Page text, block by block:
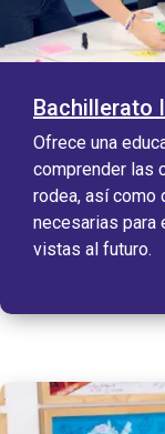
Bachillerato
Ofrece una
comprender las
rodea, así como
necesarias para
vistas al futuro.